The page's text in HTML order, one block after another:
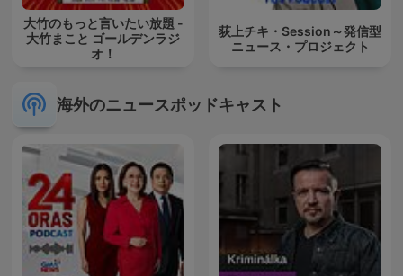
大竹のもっと言いたい放題 -
大竹まこと ゴールデンラジ
オ！
荻上チキ・Session～発信型
ニュース・プロジェクト
海外のニュースポッドキャスト